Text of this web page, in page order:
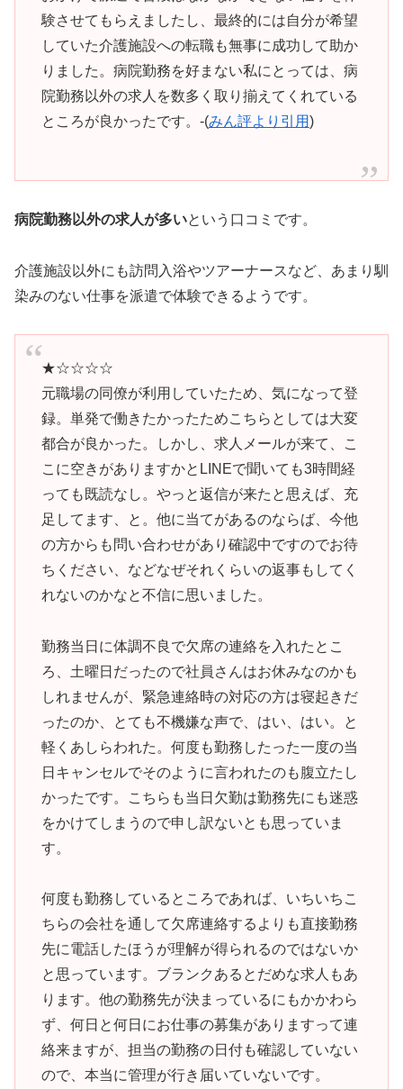
験させてもらえましたし、最終的には自分が希望
していた介護施設への転職も無事に成功して助か
りました。病院勤務を好まない私にとっては、病
院勤務以外の求人を数多く取り揃えてくれている
ところが良かったです。-(みん評より引用)
病院勤務以外の求人が多いという口コミです。
介護施設以外にも訪問入浴やツアーナースなど、あまり馴
染みのない仕事を派遣で体験できるようです。
★☆☆☆☆
元職場の同僚が利用していたため、気になって登
録。単発で働きたかったためこちらとしては大変
都合が良かった。しかし、求人メールが来て、こ
こに空きがありますかとLINEで聞いても3時間経
っても既読なし。やっと返信が来たと思えば、充
足してます、と。他に当てがあるのならば、今他
の方からも問い合わせがあり確認中ですのでお待
ちください、などなぜそれくらいの返事もしてく
れないのかなと不信に思いました。
勤務当日に体調不良で欠席の連絡を入れたとこ
ろ、土曜日だったので社員さんはお休みなのかも
しれませんが、緊急連絡時の対応の方は寝起きだ
ったのか、とても不機嫌な声で、はい、はい。と
軽くあしらわれた。何度も勤務したった一度の当
日キャンセルでそのように言われたのも腹立たし
かったです。こちらも当日欠勤は勤務先にも迷惑
をかけてしまうので申し訳ないとも思っていま
す。
何度も勤務しているところであれば、いちいちこ
ちらの会社を通して欠席連絡するよりも直接勤務
先に電話したほうが理解が得られるのではないか
と思っています。ブランクあるとだめな求人もあ
ります。他の勤務先が決まっているにもかかわら
ず、何日と何日にお仕事の募集がありますって連
絡来ますが、担当の勤務の日付も確認していない
ので、本当に管理が行き届いていないです。